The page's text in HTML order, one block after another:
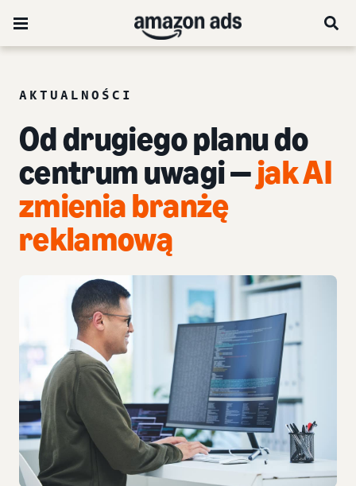
AKTUALNOŚCI
Od drugiego planu do
centrum uwagi —jak AI
zmienia branżę
reklamową